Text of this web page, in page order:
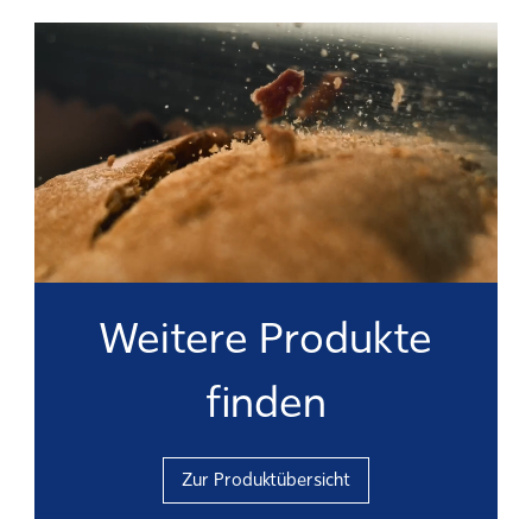
Weitere Produkte
finden
Zur Produktübersicht